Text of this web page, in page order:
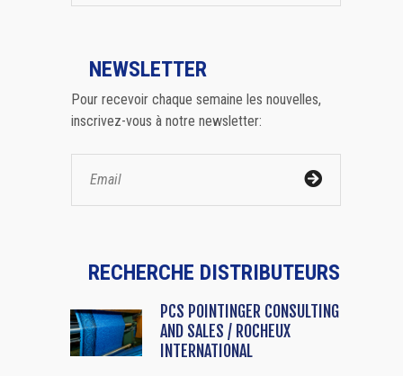
NEWSLETTER
Pour recevoir chaque semaine les nouvelles,
inscrivez-vous à notre newsletter:
RECHERCHE DISTRIBUTEURS
PCS POINTINGER CONSULTING
AND SALES / ROCHEUX
INTERNATIONAL